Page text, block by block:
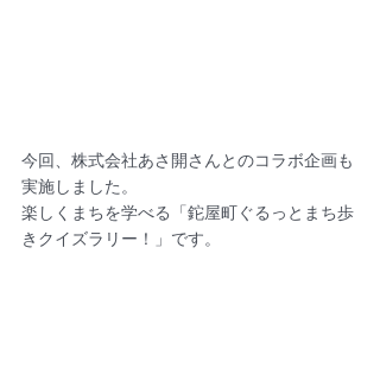
今回、株式会社あさ開さんとのコラボ企画も
実施しました。
楽しくまちを学べる「鉈屋町ぐるっとまち歩
きクイズラリー！」です。